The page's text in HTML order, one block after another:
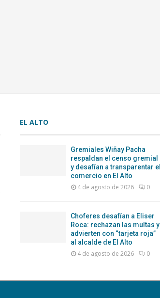
EL ALTO
Gremiales Wiñay Pacha
respaldan el censo gremial
y desafían a transparentar el
comercio en El Alto
4 de agosto de 2026 0
Choferes desafían a Eliser
Roca: rechazan las multas y
advierten con “tarjeta roja”
al alcalde de El Alto
4 de agosto de 2026 0